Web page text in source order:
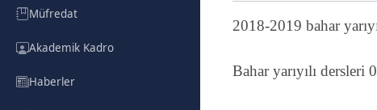
Müfredat
Akademik Kadro
Haberler
2018-2019 bahar
Bahar yarıyılı dersleri